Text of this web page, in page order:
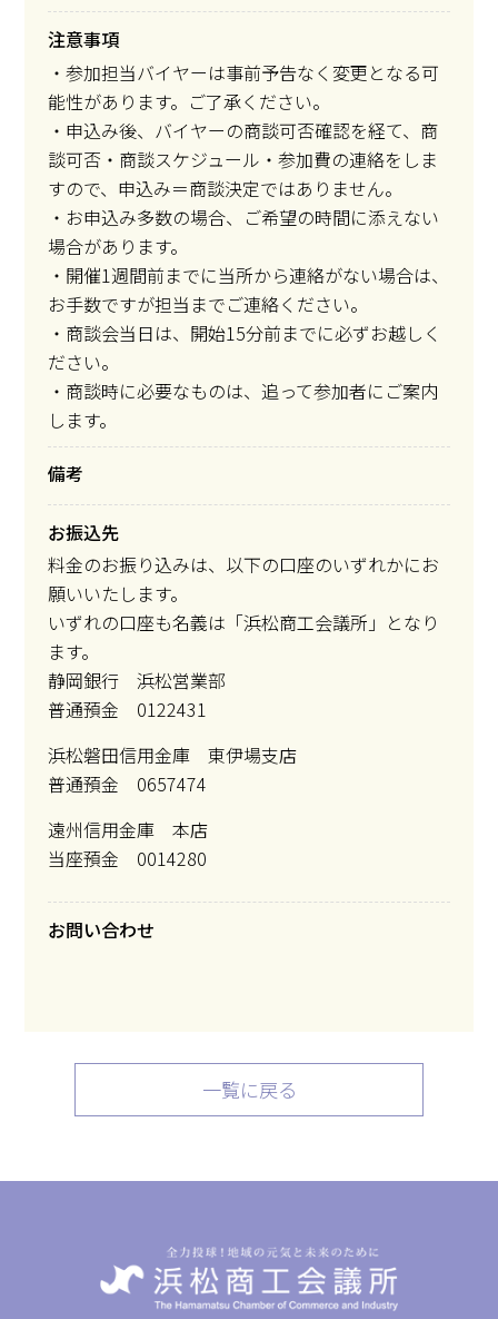
注意事項
・参加担当バイヤーは事前予告なく変更となる可
能性があります。ご了承ください。
・申込み後、バイヤーの商談可否確認を経て、商
談可否・商談スケジュール・参加費の連絡をしま
すので、申込み＝商談決定ではありません。
・お申込み多数の場合、ご希望の時間に添えない
場合があります。
・開催1週間前までに当所から連絡がない場合は、
お手数ですが担当までご連絡ください。
・商談会当日は、開始15分前までに必ずお越しく
ださい。
・商談時に必要なものは、追って参加者にご案内
します。
備考
お振込先
料金のお振り込みは、以下の口座のいずれかにお
願いいたします。
いずれの口座も名義は「浜松商工会議所」となり
ます。
静岡銀行 浜松営業部
普通預金 0122431
浜松磐田信用金庫 東伊場支店
普通預金 0657474
遠州信用金庫 本店
当座預金 0014280
お問い合わせ
一覧に戻る